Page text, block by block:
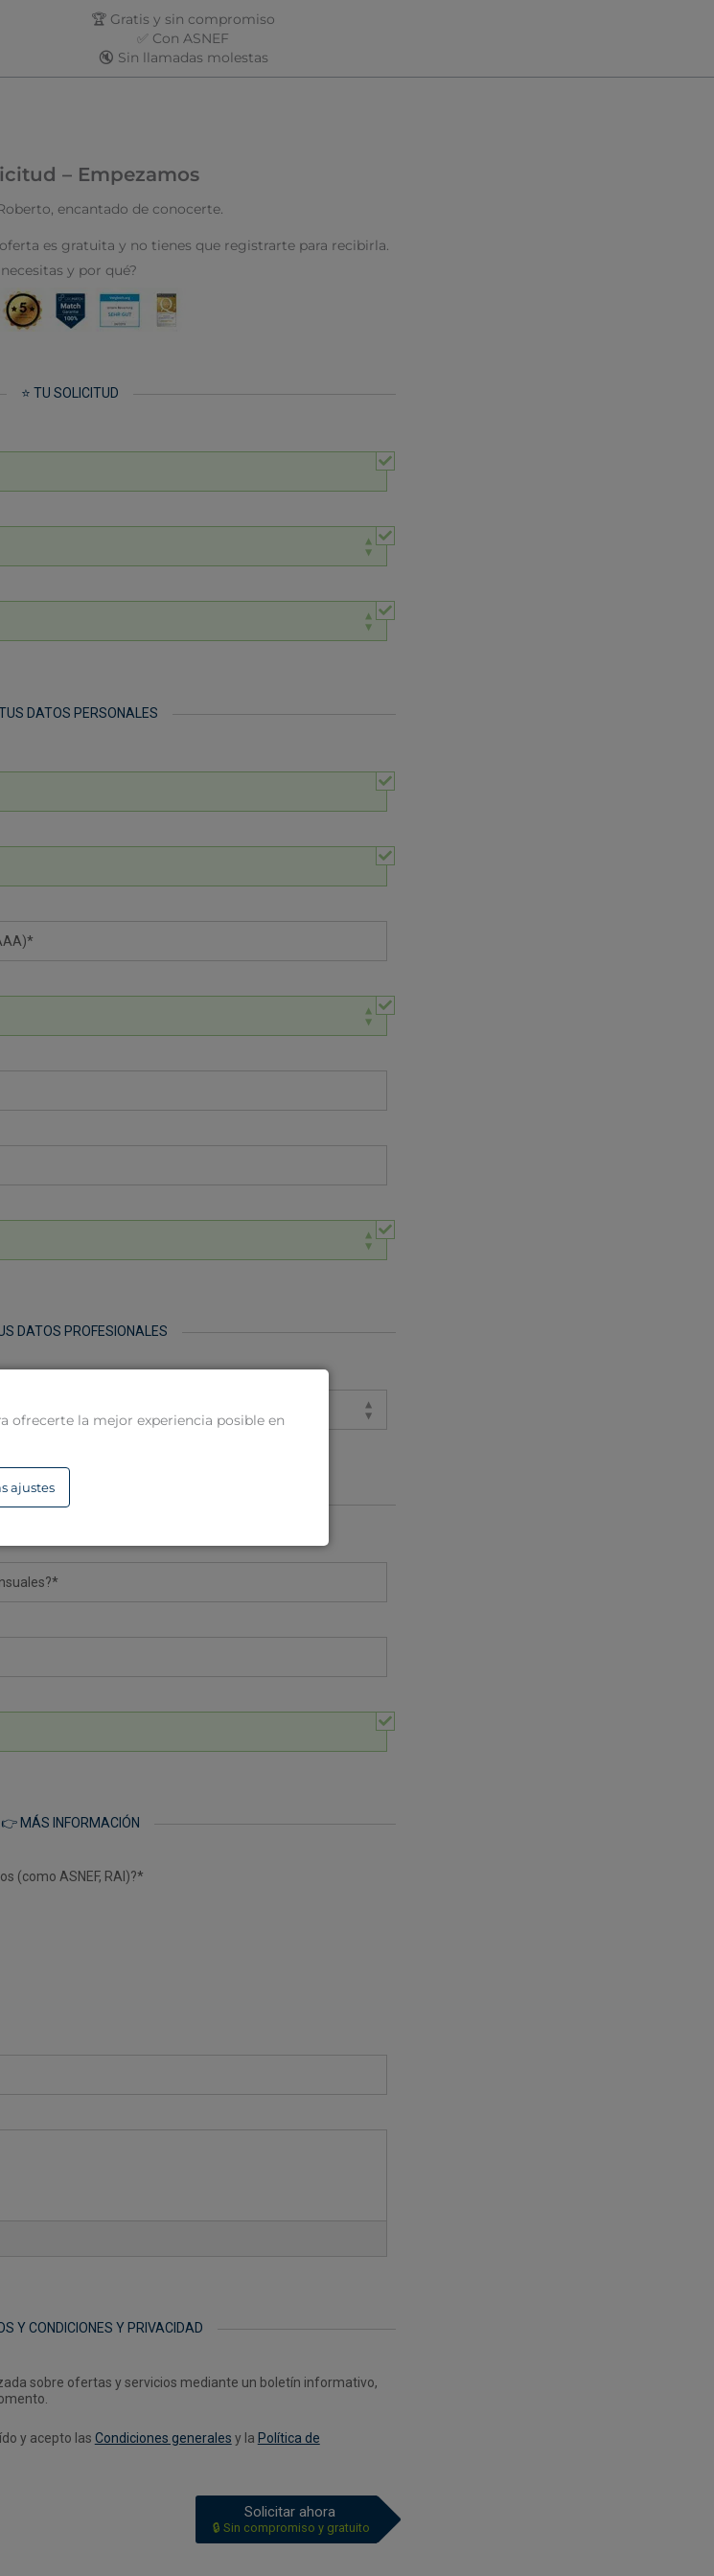
🏆 Gratis y sin compromiso
✅ Con ASNEF
🔇 Sin llamadas molestas
– Empezamos
encantado de conocerte.
es gratuita y no tienes que registrarte para recibirla.
y por qué?
⭐ TU SOLICITUD
DATOS PERSONALES
DATOS PROFESIONALES
Y GASTOS MENSUALES
👉 MÁS INFORMACIÓN
(como ASNEF, RAI)?*
Y CONDICIONES Y PRIVACIDAD
sobre ofertas y servicios mediante un boletín informativo,
y acepto las Condiciones generales y la Política de
Solicitar ahora
🔒 Sin compromiso y gratuito
ofrecerte la mejor experiencia posible en
ajustes